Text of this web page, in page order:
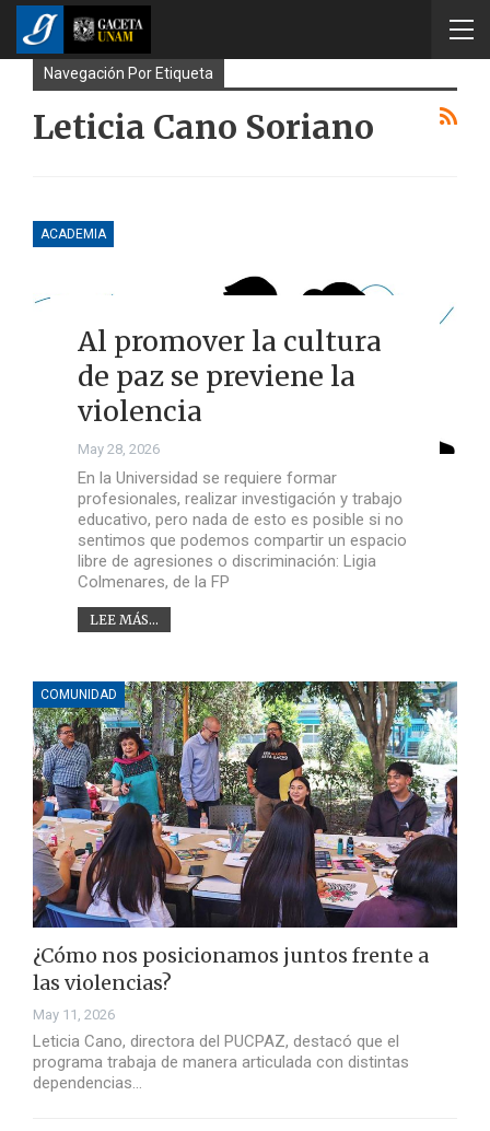
Navegación Por Etiqueta
Leticia Cano Soriano
ACADEMIA
Al promover la cultura
de paz se previene la
violencia
May 28, 2026
En la Universidad se requiere formar
profesionales, realizar investigación y trabajo
educativo, pero nada de esto es posible si no
sentimos que podemos compartir un espacio
libre de agresiones o discriminación: Ligia
Colmenares, de la FP
LEE MÁS...
COMUNIDAD
¿Cómo nos posicionamos juntos frente a
las violencias?
May 11, 2026
Leticia Cano, directora del PUCPAZ, destacó que el
programa trabaja de manera articulada con distintas
dependencias…